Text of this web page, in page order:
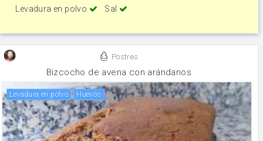
Levadura en polvo
Sal
Postres
Bizcocho de avena con arándanos
levadura en polvo huevos